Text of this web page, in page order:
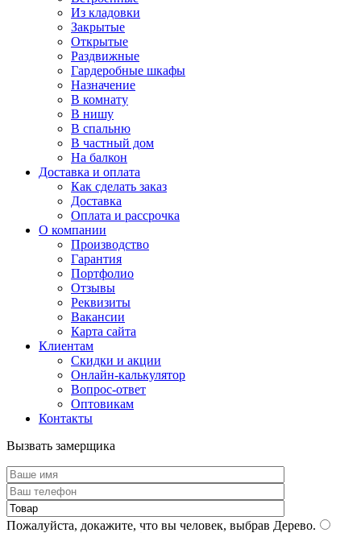
Из кладовки
Закрытые
Открытые
Раздвижные
Гардеробные шкафы
Назначение
В комнату
В нишу
В спальню
В частный дом
На балкон
Доставка и оплата
Как сделать заказ
Доставка
Оплата и рассрочка
О компании
Производство
Гарантия
Портфолио
Отзывы
Реквизиты
Вакансии
Карта сайта
Клиентам
Скидки и акции
Онлайн-калькулятор
Вопрос-ответ
Оптовикам
Контакты
Вызвать замерщика
Пожалуйста, докажите, что вы человек, выбрав Дерево.